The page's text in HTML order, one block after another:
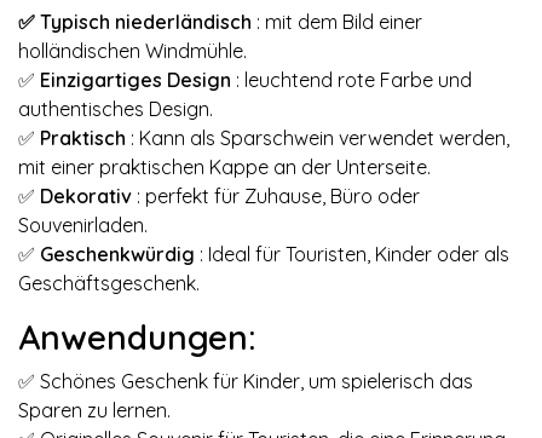
✅ Typisch niederländisch : mit dem Bild einer
holländischen Windmühle.
✅ Einzigartiges Design : leuchtend rote Farbe und
authentisches Design.
✅ Praktisch : Kann als Sparschwein verwendet werden,
mit einer praktischen Kappe an der Unterseite.
✅ Dekorativ : perfekt für Zuhause, Büro oder
Souvenirladen.
✅ Geschenkwürdig : Ideal für Touristen, Kinder oder als
Geschäftsgeschenk.
Anwendungen:
✅ Schönes Geschenk für Kinder, um spielerisch das
Sparen zu lernen.